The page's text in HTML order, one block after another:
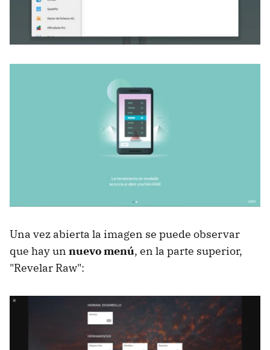
Una vez abierta la imagen se puede observar
que hay un nuevo menú, en la parte superior,
"Revelar Raw":